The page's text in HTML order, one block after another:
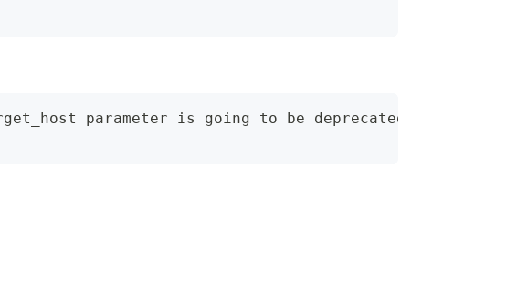
parameter is going to be deprecated. Please